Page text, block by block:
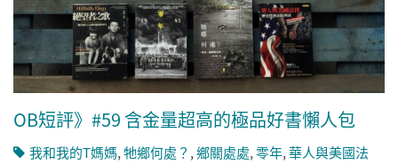
OB短評》#59 含金量超高的極品好書懶人包
我和我的T媽媽,牠鄉何處？ ,鄉關處處,零年,華人與美國法